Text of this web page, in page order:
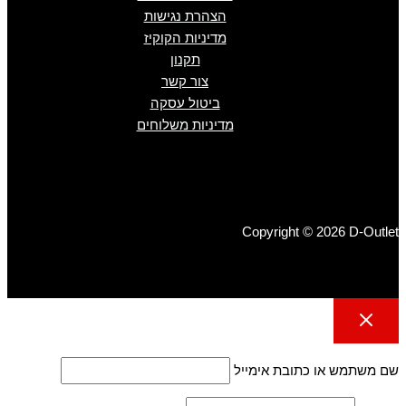
הצהרת נגישות
מדיניות הקוקיז
תקנון
צור קשר
ביטול עסקה
מדיניות משלוחים
Copyright © 2026 D-Outlet
שם משתמש או כתובת אימייל